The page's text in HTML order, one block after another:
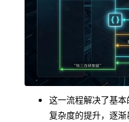
这一流程解决了基
复杂度的提升，逐渐